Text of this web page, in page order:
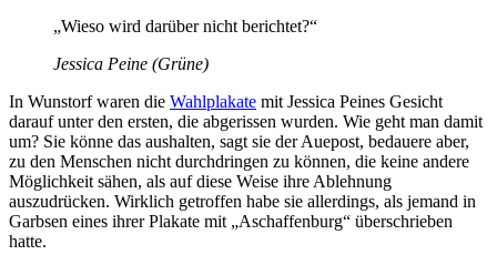
„Wieso wird darüber nicht berichtet?“
Jessica Peine (Grüne)
In Wunstorf waren die Wahlplakate mit Jessica Peines Gesicht
darauf unter den ersten, die abgerissen wurden. Wie geht man damit
um? Sie könne das aushalten, sagt sie der Auepost, bedauere aber,
zu den Menschen nicht durchdringen zu können, die keine andere
Möglichkeit sähen, als auf diese Weise ihre Ablehnung
auszudrücken. Wirklich getroffen habe sie allerdings, als jemand in
Garbsen eines ihrer Plakate mit „Aschaffenburg“ überschrieben
hatte.